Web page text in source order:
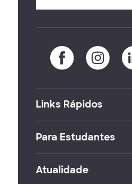
Links Rápidos
Para Estudantes
Atualidade